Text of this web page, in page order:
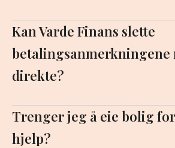
Kan Varde Finans slette
betalingsanmerkningene
direkte?
Trenger jeg å eie bolig
hjelp?